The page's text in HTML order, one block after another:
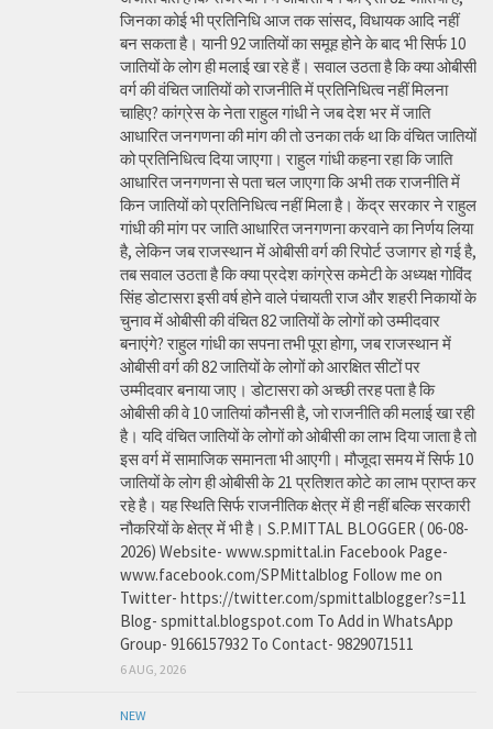
जिनका कोई भी प्रतिनिधि आज तक सांसद, विधायक आदि नहीं
बन सकता है। यानी 92 जातियों का समूह होने के बाद भी सिर्फ 10
जातियों के लोग ही मलाई खा रहे हैं। सवाल उठता है कि क्या ओबीसी
वर्ग की वंचित जातियों को राजनीति में प्रतिनिधित्व नहीं मिलना
चाहिए? कांग्रेस के नेता राहुल गांधी ने जब देश भर में जाति
आधारित जनगणना की मांग की तो उनका तर्क था कि वंचित जातियों
को प्रतिनिधित्व दिया जाएगा। राहुल गांधी कहना रहा कि जाति
आधारित जनगणना से पता चल जाएगा कि अभी तक राजनीति में
किन जातियों को प्रतिनिधित्व नहीं मिला है। केंद्र सरकार ने राहुल
गांधी की मांग पर जाति आधारित जनगणना करवाने का निर्णय लिया
है, लेकिन जब राजस्थान में ओबीसी वर्ग की रिपोर्ट उजागर हो गई है,
तब सवाल उठता है कि क्या प्रदेश कांग्रेस कमेटी के अध्यक्ष गोविंद
सिंह डोटासरा इसी वर्ष होने वाले पंचायती राज और शहरी निकायों के
चुनाव में ओबीसी की वंचित 82 जातियों के लोगों को उम्मीदवार
बनाएंगे? राहुल गांधी का सपना तभी पूरा होगा, जब राजस्थान में
ओबीसी वर्ग की 82 जातियों के लोगों को आरक्षित सीटों पर
उम्मीदवार बनाया जाए। डोटासरा को अच्छी तरह पता है कि
ओबीसी की वे 10 जातियां कौनसी है, जो राजनीति की मलाई खा रही
है। यदि वंचित जातियों के लोगों को ओबीसी का लाभ दिया जाता है तो
इस वर्ग में सामाजिक समानता भी आएगी। मौजूदा समय में सिर्फ 10
जातियों के लोग ही ओबीसी के 21 प्रतिशत कोटे का लाभ प्राप्त कर
रहे है। यह स्थिति सिर्फ राजनीतिक क्षेत्र में ही नहीं बल्कि सरकारी
नौकरियों के क्षेत्र में भी है। S.P.MITTAL BLOGGER ( 06-08-
2026) Website- www.spmittal.in Facebook Page-
www.facebook.com/SPMittalblog Follow me on
Twitter- https://twitter.com/spmittalblogger?s=11
Blog- spmittal.blogspot.com To Add in WhatsApp
Group- 9166157932 To Contact- 9829071511
6 AUG, 2026
NEW